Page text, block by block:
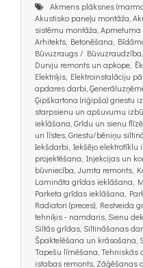
Akmens plāksnes
Akustisko paneļu montāža,
sistēmu montāža, Apmetuma
Arhitekts, Betonēšana,
Būvuzraugs /
Durvju remonts un apkope,
Elektriķis, Elektroinstalāciju
apdares darbi,
Ģipškartona (riģipša) griestu
starpsienu un apšuvumu
ieklāšana, Grīdu un sienu
un līstes, Griestu/bēniņu
Iekšdarbi, Iekšējo elektrotīklu
projektēšana, Injekcijas un
būvniecība, Jumta remonts,
Lamināta grīdas ieklāšana,
Parketa grīdas ieklāšana,
Radiatori (preces), Restveida
tehniķis - namdaris, Sienu
Siltās grīdas, Siltināšanas
Špaktelēšana un krāsošana,
Tapešu līmēšana,
istabas remonts, Zāģēšanas